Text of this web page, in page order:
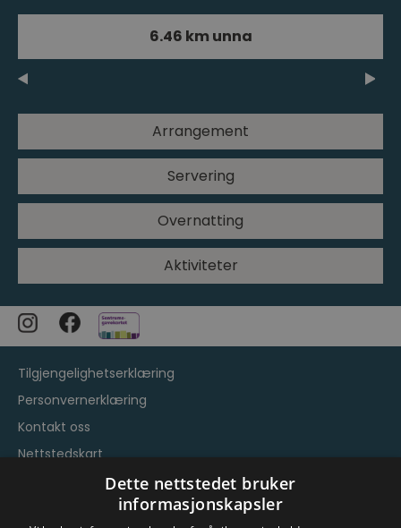
6.46 km unna
Arrangement
Servering
Overnatting
Aktiviteter
Tilgjengelighetserklæring
Personvernerklæring
Kontakt oss
Nettstedskart
Vilkår og betingelserDette nettstedet bruker
informasjonskapsler